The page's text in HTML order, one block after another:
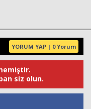
YORUM YAP | 0 Yorum
siz olun.